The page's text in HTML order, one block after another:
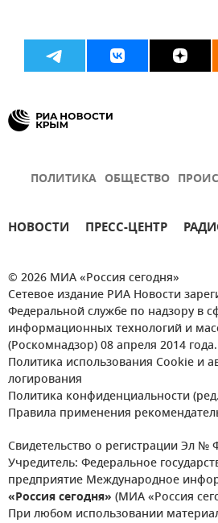
ПОЛИТИКА ОБЩЕСТВО
НОВОСТИ ПРЕСС-ЦЕНТР
© 2026 МИА «Россия сегодня»
Сетевое издание РИА Новости
Федеральной службе по надзору в
информационных технологий и
(Роскомнадзор) 08 апреля 2014 года.
Политика использования Cookie и
логирования
Политика конфиденциальности
Правила применения
Свидетельство о регистрации Эл №
Учредитель: Федеральное
предприятие Международное
«Россия сегодня» (МИА «Россия
При любом использовании